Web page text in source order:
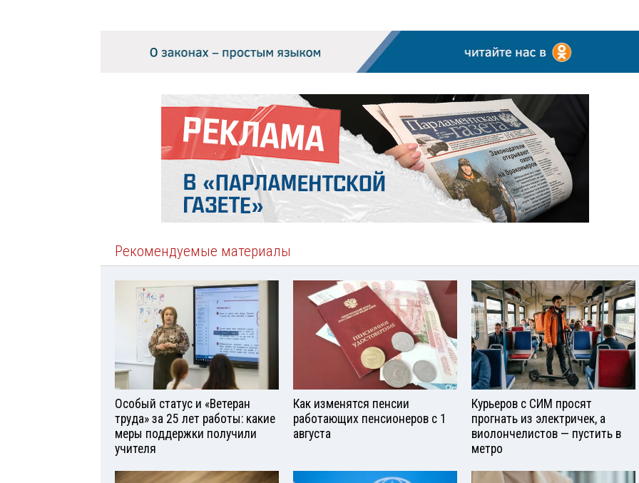
Рекомендуемые материалы
Особый статус и «Ветеран
труда» за 25 лет работы: какие
меры поддержки получили
учителя
Как изменятся пенсии
работающих пенсионеров с 1
августа
Курьеров с СИМ просят
прогнать из электричек, а
виолончелистов — пустить в
метро